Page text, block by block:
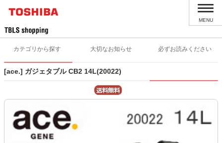
MENU
カテゴリから探す 大切なお知らせ 必ずお読みください
[ace.] ガジェタブル CB2 14L(20022)